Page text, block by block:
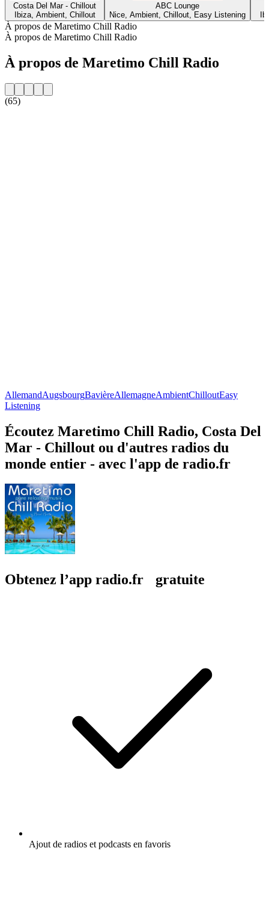
Costa Del Mar - Chillout
Ibiza, Ambient, Chillout
ABC Lounge
Nice, Ambient, Chillout, Easy Listening
À propos de Maretimo Chill Radio
À propos de Maretimo Chill Radio
À propos de Maretimo Chill Radio
(65)
AllemandAugsbourgBavièreAllemagneAmbientChilloutEasy
Listening
Écoutez Maretimo Chill Radio, Costa Del
Mar - Chillout ou d'autres radios du
monde entier - avec l'app de radio.fr
Obtenez l’app radio.fr gratuite
Ajout de radios et podcasts en favoris